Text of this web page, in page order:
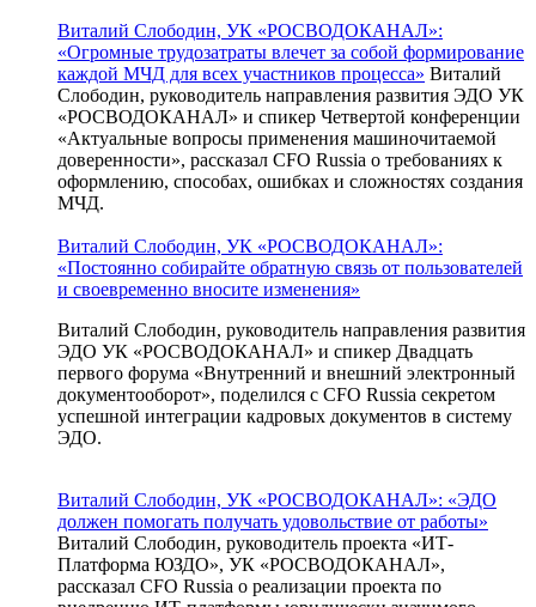
Виталий Слободин, УК «РОСВОДОКАНАЛ»:
«Огромные трудозатраты влечет за собой формирование
каждой МЧД для всех участников процесса» Виталий
Слободин, руководитель направления развития ЭДО УК
«РОСВОДОКАНАЛ» и спикер Четвертой конференции
«Актуальные вопросы применения машиночитаемой
доверенности», рассказал CFO Russia о требованиях к
оформлению, способах, ошибках и сложностях создания
МЧД.
Виталий Слободин, УК «РОСВОДОКАНАЛ»:
«Постоянно собирайте обратную связь от пользователей
и своевременно вносите изменения»
Виталий Слободин, руководитель направления развития
ЭДО УК «РОСВОДОКАНАЛ» и спикер Двадцать
первого форума «Внутренний и внешний электронный
документооборот», поделился с CFO Russia секретом
успешной интеграции кадровых документов в систему
ЭДО.
Виталий Слободин, УК «РОСВОДОКАНАЛ»: «ЭДО
должен помогать получать удовольствие от работы»
Виталий Слободин, руководитель проекта «ИТ-
Платформа ЮЗДО», УК «РОСВОДОКАНАЛ»,
рассказал CFO Russia о реализации проекта по